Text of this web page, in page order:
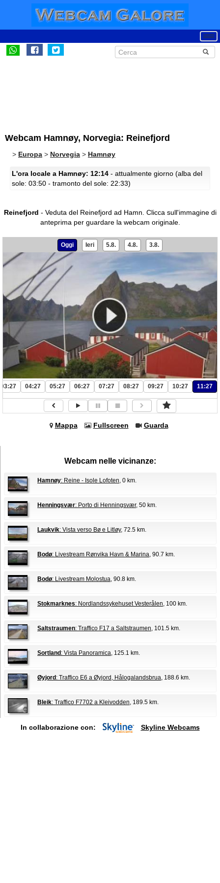
Webcam Hamnøy, Norvegia: Reinefjord
> Europa > Norvegia > Hamnøy
L'ora locale a Hamnøy: 12:14 - attualmente giorno (alba del
sole: 03:50 - tramonto del sole: 22:33)
Reinefjord - Veduta del Reinefjord ad Hamn. Clicca sull'immagine di
anteprima per guardare la webcam originale.
Oggi Ieri 5.8. 4.8. 3.8.
03:27 04:27 05:27 06:27 07:27 08:27 09:27 10:27 11:27
Mappa Fullscreen Guarda
Webcam nelle vicinanze:
Hamnøy: Reine - Isole Lofoten , 0 km.
Henningsvær: Porto di Henningsvær, 50 km.
Laukvik: Vista verso Bø e Litløy, 72.5 km.
Bodø: Livestream Rønvika Havn & Marina , 90.7 km.
Bodø: Livestream Molostua , 90.8 km.
Stokmarknes: Nordlandssykehuset Vesterålen , 100 km.
Saltstraumen: Traffico F17 a Saltstraumen , 101.5 km.
Sortland: Vista Panoramica , 125.1 km.
Øyjord: Traffico E6 a Øyjord, Hålogalandsbrua , 188.6 km.
Bleik: Traffico F7702 a Kleivodden , 189.5 km.
In collaborazione con: Skyline Webcams